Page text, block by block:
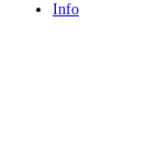
Info